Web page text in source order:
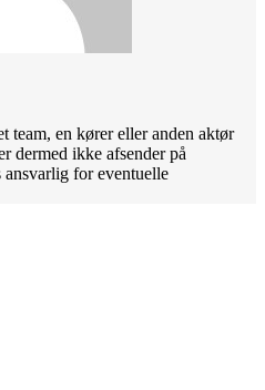
team, en kører eller anden aktør
dermed ikke afsender på
for eventuelle